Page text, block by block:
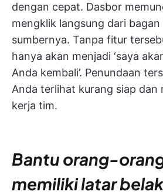
dengan cepat. Dasbor
mengklik langsung dari bagan
sumbernya. Tanpa fitur
hanya akan menjadi ‘saya
Anda kembali’. Penundaan
Anda terlihat kurang siap dan
kerja tim.
Bantu orang-
memiliki latar